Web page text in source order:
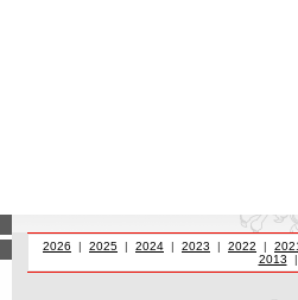
Zarządzenia z roku
2026 | Zarządzenia z roku
2025 | Zarządzenia z roku
2024 | Zarządzenia z roku
2023 | Zarządzenia
2022 |
2013 |